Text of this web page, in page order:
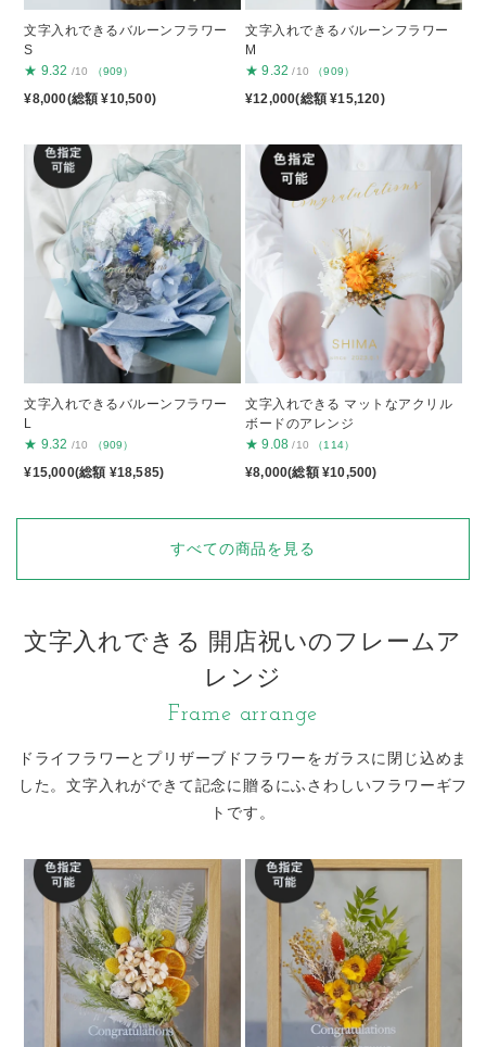
文字入れできるバルーンフラワー
S
★ 9.32 /10 （909）
¥8,000(総額 ¥10,500)
文字入れできるバルーンフラワー
M
★ 9.32 /10 （909）
¥12,000(総額 ¥15,120)
文字入れできるバルーンフラワー
L
★ 9.32 /10 （909）
¥15,000(総額 ¥18,585)
文字入れできる マットなアクリル
ボードのアレンジ
★ 9.08 /10 （114）
¥8,000(総額 ¥10,500)
すべての商品を見る
文字入れできる 開店祝いのフレームア
レンジ
Frame arrange
ドライフラワーとプリザーブドフラワーをガラスに閉じ込めま
した。文字入れができて記念に贈るにふさわしいフラワーギフ
トです。